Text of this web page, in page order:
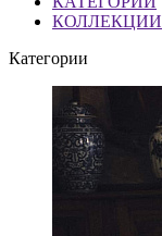
КОЛЛЕКЦИИ
Категории